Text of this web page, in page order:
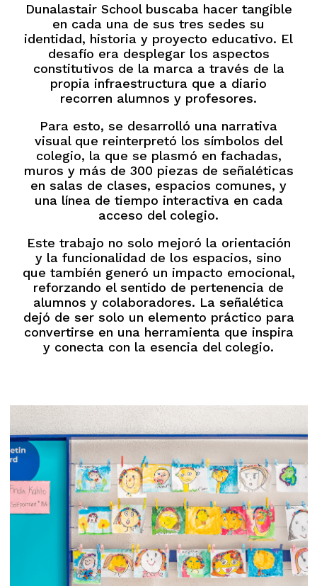
Dunalastair School buscaba hacer tangible
en cada una de sus tres sedes su
identidad, historia y proyecto educativo. El
desafío era desplegar los aspectos
constitutivos de la marca a través de la
propia infraestructura que a diario
recorren alumnos y profesores.
Para esto, se desarrolló una narrativa
visual que reinterpretó los símbolos del
colegio, la que se plasmó en fachadas,
muros y más de 300 piezas de señaléticas
en salas de clases, espacios comunes, y
una línea de tiempo interactiva en cada
acceso del colegio.
Este trabajo no solo mejoró la orientación
y la funcionalidad de los espacios, sino
que también generó un impacto emocional,
reforzando el sentido de pertenencia de
alumnos y colaboradores. La señalética
dejó de ser solo un elemento práctico para
convertirse en una herramienta que inspira
y conecta con la esencia del colegio.